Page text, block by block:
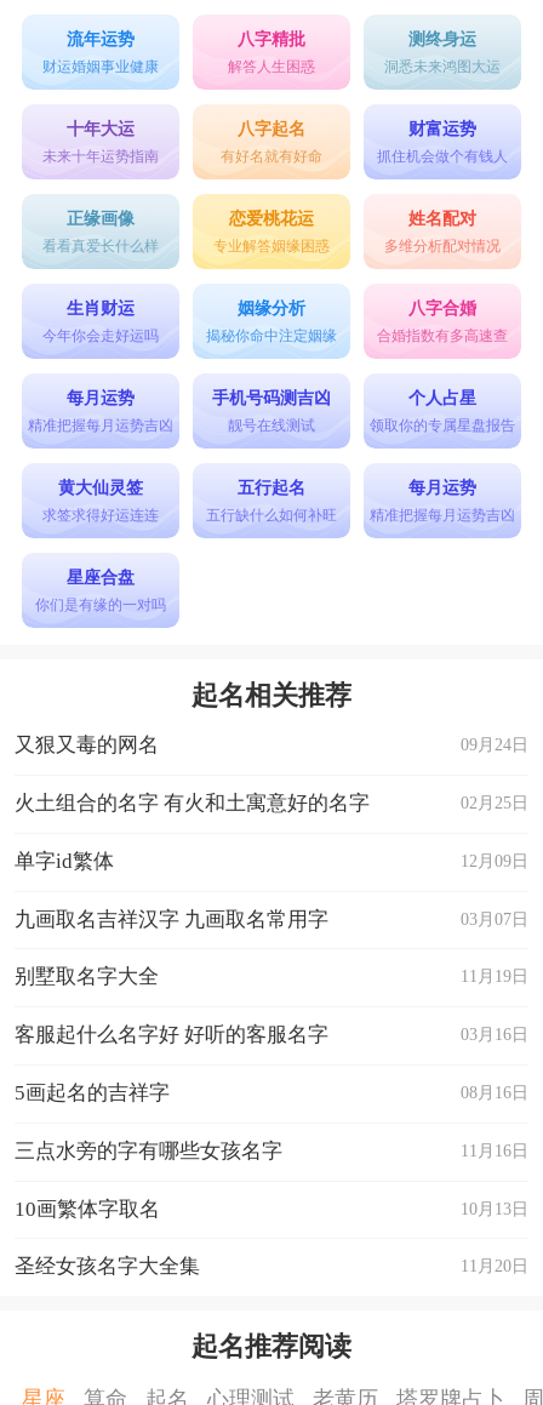
流年运势
财运婚姻事业健康
八字精批
解答人生困惑
测终身运
洞悉未来鸿图大运
十年大运
未来十年运势指南
八字起名
有好名就有好命
财富运势
抓住机会做个有钱人
正缘画像
看看真爱长什么样
恋爱桃花运
专业解答姻缘困惑
姓名配对
多维分析配对情况
生肖财运
今年你会走好运吗
姻缘分析
揭秘你命中注定姻缘
八字合婚
合婚指数有多高速查
每月运势
精准把握每月运势吉凶
手机号码测吉凶
靓号在线测试
个人占星
领取你的专属星盘报告
黄大仙灵签
求签求得好运连连
五行起名
五行缺什么如何补旺
每月运势
精准把握每月运势吉凶
星座合盘
你们是有缘的一对吗
起名相关推荐
09月24日
又狠又毒的网名
02月25日
火土组合的名字 有火和土寓意好的名字
12月09日
单字id繁体
03月07日
九画取名吉祥汉字 九画取名常用字
11月19日
别墅取名字大全
03月16日
客服起什么名字好 好听的客服名字
08月16日
5画起名的吉祥字
11月16日
三点水旁的字有哪些女孩名字
10月13日
10画繁体字取名
11月20日
圣经女孩名字大全集
起名推荐阅读
星座 算命 起名 心理测试 老黄历 塔罗牌占卜